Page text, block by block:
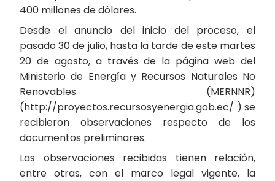
400 millones de dólares.
Desde el anuncio del inicio del proceso, el
pasado 30 de julio, hasta la tarde de este martes
20 de agosto, a través de la página web del
Ministerio de Energía y Recursos Naturales No
Renovables (MERNNR)
(http://proyectos.recursosyenergia.gob.ec/ ) se
recibieron observaciones respecto de los
documentos preliminares.
Las observaciones recibidas tienen relación,
entre otras, con el marco legal vigente, la